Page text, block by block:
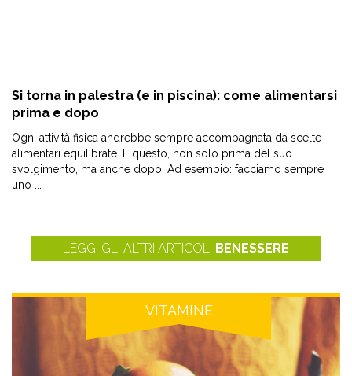
Si torna in palestra (e in piscina): come alimentarsi
prima e dopo
Ogni attività fisica andrebbe sempre accompagnata da scelte
alimentari equilibrate. E questo, non solo prima del suo
svolgimento, ma anche dopo. Ad esempio: facciamo sempre
uno ...
LEGGI GLI ALTRI ARTICOLI BENESSERE
VITAMINE